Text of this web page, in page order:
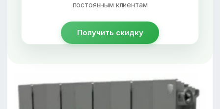
постоянным клиентам
Получить скидку